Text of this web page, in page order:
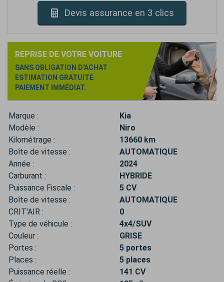
Devis assurance en 3 clics
REPRISE DE VOTRE VOITURE
SANS OBLIGATION D'ACHAT
ESTIMATION GRATUITE
PAIEMENT IMMÉDIAT.
Marque :
Kia
Modèle :
Niro
Kilométrage :
13660 km
Boîte de vitesse :
AUTOMATIQUE
Année :
2024
Carburant :
HYBRIDE
Puissance Fiscale :
5 CV
Boîte de vitesse :
AUTOMATIQUE
CRIT'AIR :
0
Type de véhicule :
4x4/SUV
Couleur :
GRISE
Portes :
5 portes
Places :
5 places
Puissance réelle :
141 CV